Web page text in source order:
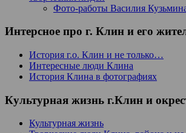
Фото-работы Василия
Интерсное про г. Клин и его
История г.о. Клин и не только…
Интересные люди Клина
История Клина в фотографиях
Культурная жизнь г.Клин и
Культурная жизнь